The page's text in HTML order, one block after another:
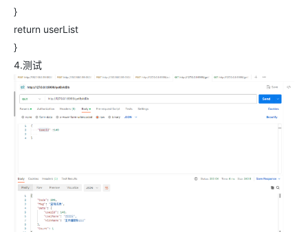
}
return userList
}
4.测试